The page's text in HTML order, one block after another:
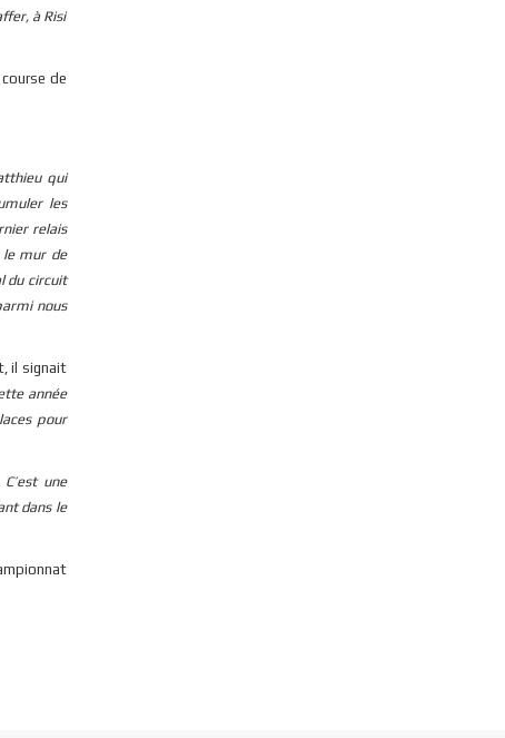
à Risi
de
qui
les
relais
le mur de
du circuit
nous
il signait
année
pour
une
dans le